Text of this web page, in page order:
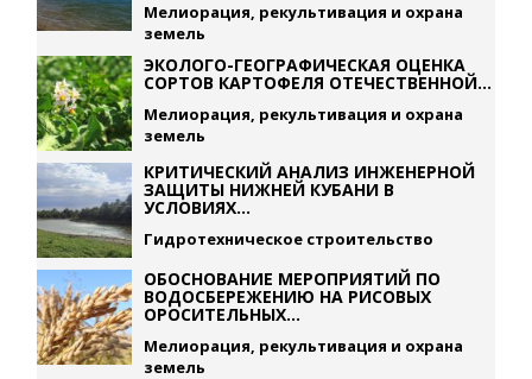
Мелиорация, рекультивация и охрана
земель
ЭКОЛОГО-ГЕОГРАФИЧЕСКАЯ ОЦЕНКА
СОРТОВ КАРТОФЕЛЯ ОТЕЧЕСТВЕННОЙ...
Мелиорация, рекультивация и охрана
земель
КРИТИЧЕСКИЙ АНАЛИЗ ИНЖЕНЕРНОЙ
ЗАЩИТЫ НИЖНЕЙ КУБАНИ В
УСЛОВИЯХ...
Гидротехническое строительство
ОБОСНОВАНИЕ МЕРОПРИЯТИЙ ПО
ВОДОСБЕРЕЖЕНИЮ НА РИСОВЫХ
ОРОСИТЕЛЬНЫХ...
Мелиорация, рекультивация и охрана
земель